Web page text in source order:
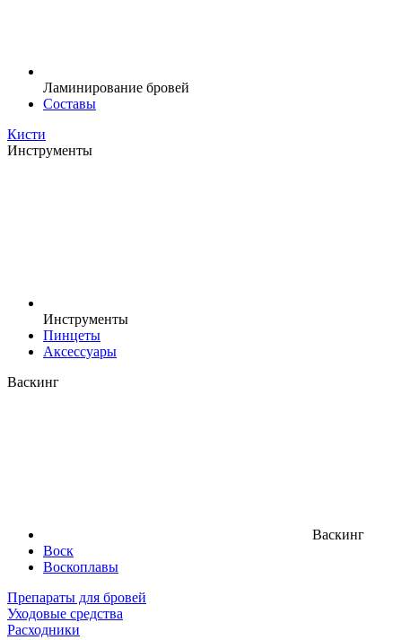
Ламинирование бровей
Составы
Кисти
Инструменты
Инструменты
Пинцеты
Аксессуары
Васкинг
Васкинг
Воск
Воскоплавы
Препараты для бровей
Уходовые средства
Расходники